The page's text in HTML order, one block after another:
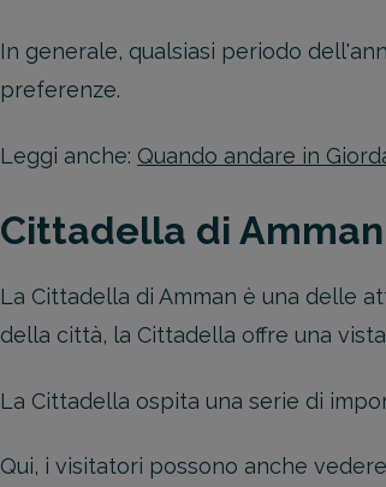
In generale, qualsiasi periodo
preferenze.
Leggi anche: Quando andare in
Cittadella di Amman
La Cittadella di Amman è una delle
della città, la Cittadella offre una
La Cittadella ospita una serie di
Qui, i visitatori possono anche